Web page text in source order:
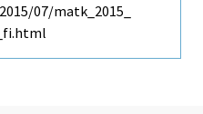
07/matk_2015_